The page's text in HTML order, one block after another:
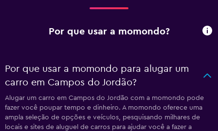
Por que usar a momondo?
Por que usar a momondo para alugar um
carro em Campos do Jordão?
Alugar um carro em Campos do Jordão com a momondo pode
fazer você poupar tempo e dinheiro. A momondo oferece uma
ampla seleção de opções e veículos, pesquisando milhares de
locais e sites de aluguel de carros para ajudar você a fazer a